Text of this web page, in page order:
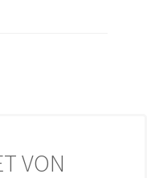
VON